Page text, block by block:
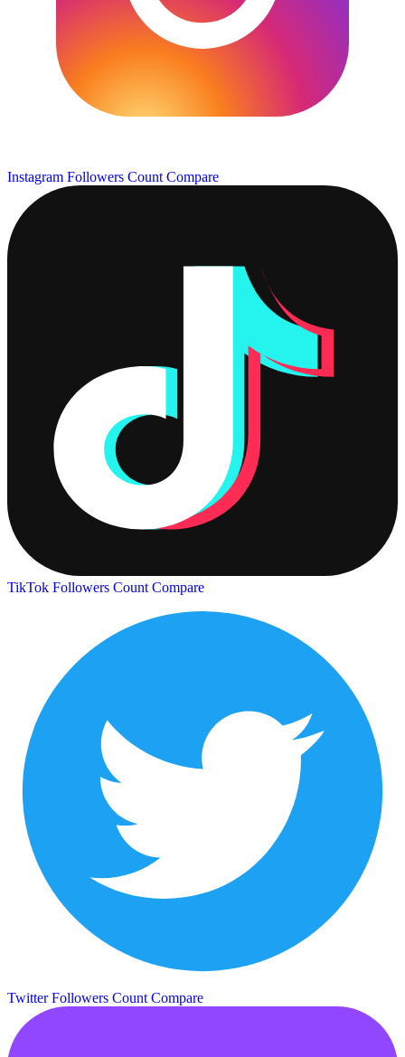
Instagram Followers Count Compare
TikTok Followers Count Compare
Twitter Followers Count Compare